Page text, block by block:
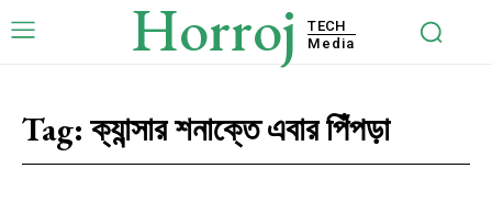
Horroj
TECH
Media
Tag:ক্যান্সার শনাক্তে এবার পিঁপড়া